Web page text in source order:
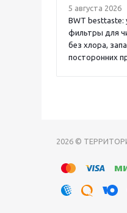
5 августа 2026
BWT besttaste:
фильтры для
без хлора,
посторонних
2026 ©